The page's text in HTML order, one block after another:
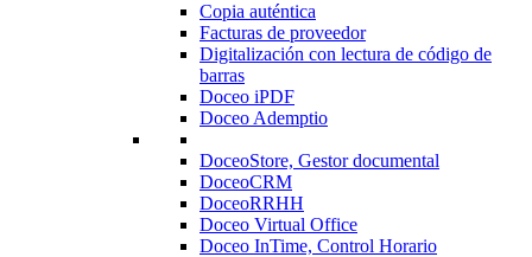
Copia auténtica
Facturas de proveedor
Digitalización con lectura de código de
barras
Doceo iPDF
Doceo Ademptio
DoceoStore, Gestor documental
DoceoCRM
DoceoRRHH
Doceo Virtual Office
Doceo InTime, Control Horario